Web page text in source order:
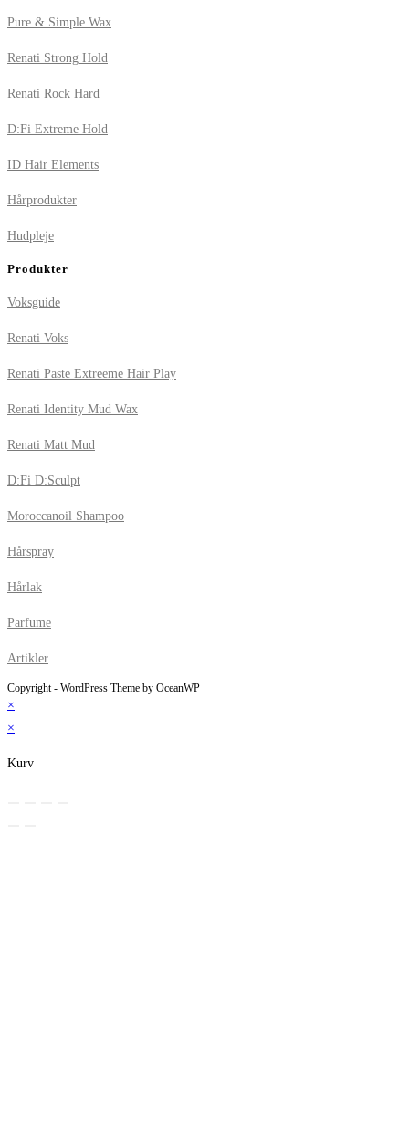
Pure & Simple Wax
Renati Strong Hold
Renati Rock Hard
D:Fi Extreme Hold
ID Hair Elements
Hårprodukter
Hudpleje
Produkter
Voksguide
Renati Voks
Renati Paste Extreeme Hair Play
Renati Identity Mud Wax
Renati Matt Mud
D:Fi D:Sculpt
Moroccanoil Shampoo
Hårspray
Hårlak
Parfume
Artikler
Copyright - WordPress Theme by OceanWP
×
×
Kurv